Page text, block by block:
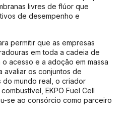
livres de flúor que
de desempenho e
permitir que as empresas
em toda a cadeia de
acesso e a adoção em massa
avaliar os conjuntos de
do mundo real, o criador
EKPO Fuel Cell
se ao consórcio como parceiro